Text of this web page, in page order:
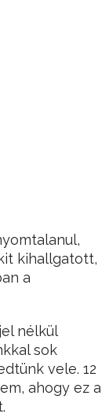
kihallgatott,
a
nélkül
sok
vele. 12
ahogy ez a